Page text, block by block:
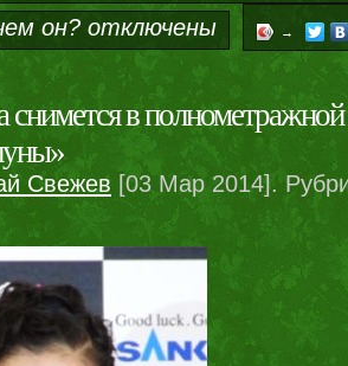
он? отключены →
снимется в полнометражной
Свежев [03 Мар 2014].